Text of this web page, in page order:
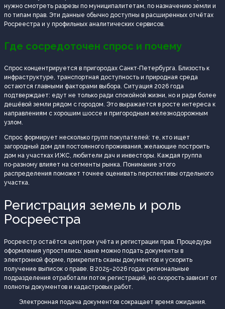
нужно смотреть разрезы по муниципалитетам, по назначению земли и
по типам прав. Эти данные обычно доступны в расширенных отчётах
Росреестра и у профильных аналитических сервисов.
Где сосредоточен спрос и почему
Спрос концентрируется в пригородах Санкт‑Петербурга. Близость к
инфраструктуре, транспортная доступность и природная среда
остаются главными факторами выбора. Ситуация 2026 года
подтверждает: едут не только ради спокойной жизни, но и ради более
дешёвой земли рядом с городом. Это выражается в росте интереса к
направлениям с хорошим шоссе и пригородным железнодорожным
узлом.
Спрос формирует несколько групп покупателей: те, кто ищет
загородный дом для постоянного проживания, желающие построить
дом на участках ИЖС, любители дач и инвесторы. Каждая группа
по‑разному влияет на сегменты рынка. Понимание этого
распределения поможет точнее оценивать перспективы отдельного
участка.
Регистрация земель и роль
Росреестра
Росреестр остаётся центром учёта и регистрации прав. Процедуры
оформления упростились: ныне можно подать документы в
электронной форме, прикрепить сканы документов и ускорить
получение выписок о праве. В 2025–2026 годах региональные
подразделения отработали поток регистраций, но скорость зависит от
полноты документов и кадастровых работ.
Электронная подача документов сокращает время ожидания.